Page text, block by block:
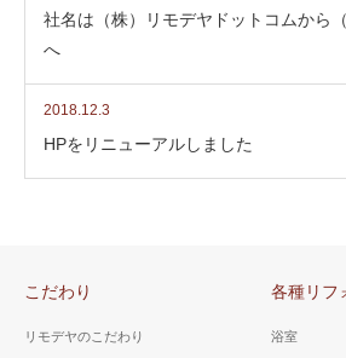
社名は（株）リモデヤドットコムから
へ
2018.12.3
HPをリニューアルしました
こだわり
リモデヤのこだわり
各種リフ
浴室